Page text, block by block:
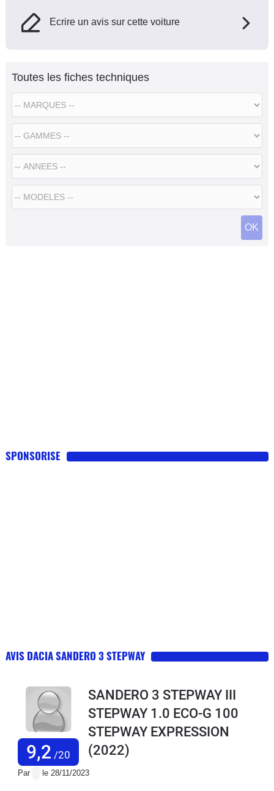
Ecrire un avis sur cette voiture
Toutes les fiches techniques
SPONSORISE
AVIS DACIA SANDERO 3 STEPWAY
9,2 /20
SANDERO 3 STEPWAY III
STEPWAY 1.0 ECO-G 100
STEPWAY EXPRESSION
(2022)
Par le 28/11/2023